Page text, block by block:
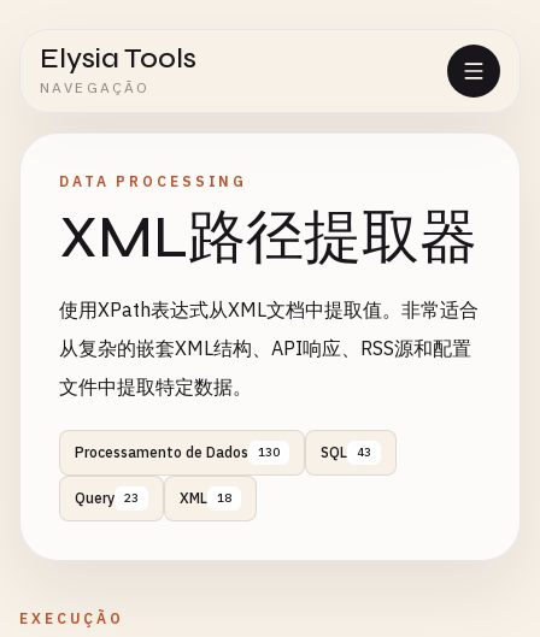
Elysia Tools
NAVEGAÇÃO
DATA PROCESSING
XML路径提取器
使用XPath表达式从XML文档中提取值。非常适合
从复杂的嵌套XML结构、API响应、RSS源和配置
文件中提取特定数据。
Processamento de Dados 130 SQL 43
Query 23 XML 18
EXECUÇÃO